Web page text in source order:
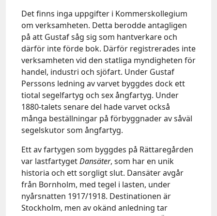
Det finns inga uppgifter i Kommerskollegium
om verksamheten. Detta berodde antagligen
på att Gustaf såg sig som hantverkare och
därför inte förde bok. Därför registrerades inte
verksamheten vid den statliga myndigheten för
handel, industri och sjöfart. Under Gustaf
Perssons ledning av varvet byggdes dock ett
tiotal segelfartyg och sex ångfartyg. Under
1880-talets senare del hade varvet också
många beställningar på förbyggnader av såväl
segelskutor som ångfartyg.
Ett av fartygen som byggdes på Rättaregården
var lastfartygetDansäter, som har en unik
historia och ett sorgligt slut. Dansäter avgår
från Bornholm, med tegel i lasten, under
nyårsnatten 1917/1918. Destinationen är
Stockholm, men av okänd anledning tar